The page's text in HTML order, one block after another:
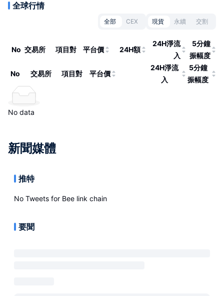
全球行情
全部 CEX 現貨 永續 交割
No 交易所 項目對 平台價 24H額
24H淨流
入
5分鐘
振幅度
No 交易所 項目對 平台價
24H淨流
入
5分鐘
振幅度
No data
新聞媒體
推特
No Tweets for Bee link chain
要聞